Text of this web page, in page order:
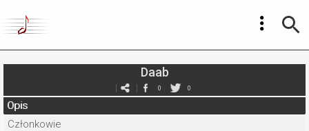
Daab
0 0
Opis
Członkowie